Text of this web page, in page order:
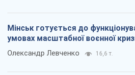
Мінськ готується до
умовах масштабної воєнної
Олександр Левченко 16,6 т.